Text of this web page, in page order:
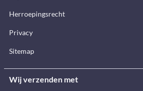
Herroepingsrecht
Privacy
Sitemap
Wij verzenden met